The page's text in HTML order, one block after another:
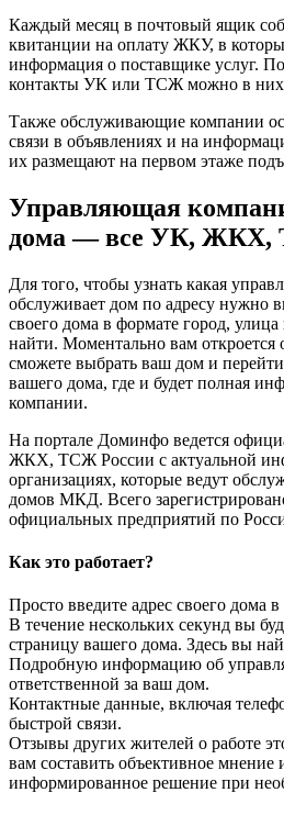
Каждый месяц в почтовый ящик
квитанции на оплату ЖКУ, в
информация о поставщике услуг.
контакты УК или ТСЖ можно в
Также обслуживающие компании
связи в объявлениях и на
их размещают на первом этаже
Управляющая
дома — все УК,
Для того, чтобы узнать какая
обслуживает дом по адресу нужно
своего дома в формате город,
найти. Моментально вам откроется
сможете выбрать ваш дом и
вашего дома, где и будет полная
компании.
На портале Доминфо ведется
ЖКХ, ТСЖ России с актуальной
организациях, которые ведут
домов МКД. Всего
официальных предприятий по
Как это работает?
Просто введите адрес своего дома
В течение нескольких секунд вы
страницу вашего дома. Здесь вы
Подробную информацию об
ответственной за ваш дом.
Контактные данные, включая
быстрой связи.
Отзывы других жителей о работе
вам составить объективное мнение
информированное решение при